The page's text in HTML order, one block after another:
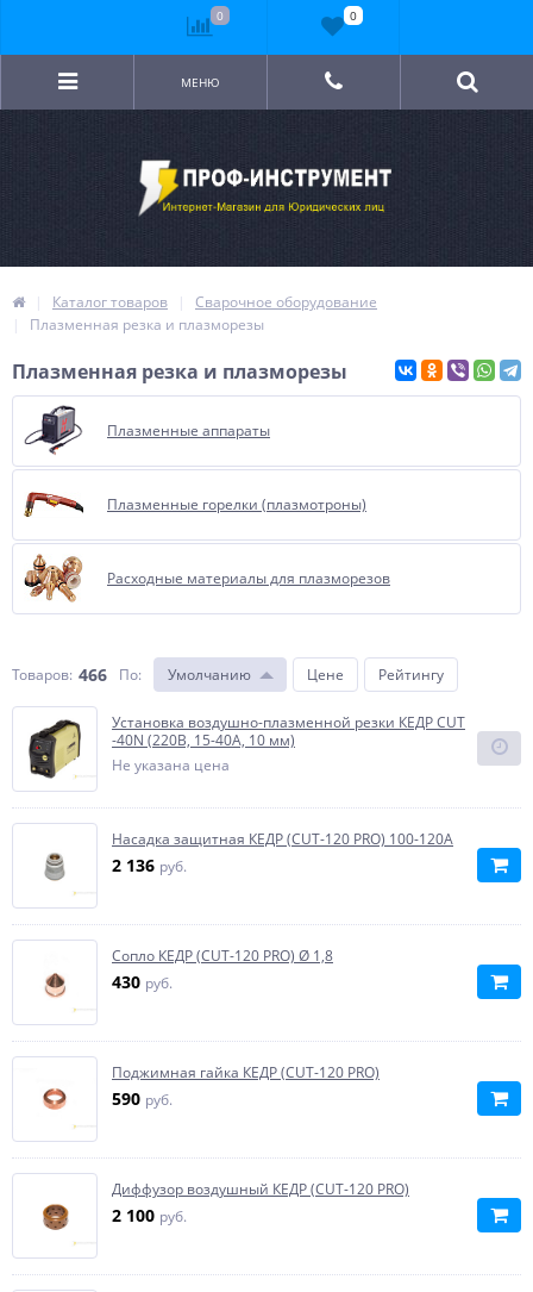
МЕНЮ
Каталог товаров
Сварочное оборудование
Плазменная резка и плазморезы
Плазменная резка и плазморезы
Плазменные аппараты
Плазменные горелки (плазмотроны)
Расходные материалы для плазморезов
Товаров: 466 По: Умолчанию Цене Рейтингу
Установка воздушно-плазменной резки КЕДР CUT
-40N (220В, 15-40А, 10 мм)
Не указана цена
Насадка защитная КЕДР (CUT-120 PRO) 100-120А
2 136 руб.
Сопло КЕДР (CUT-120 PRO) Ø 1,8
430 руб.
Поджимная гайка КЕДР (CUT-120 PRO)
590 руб.
Диффузор воздушный КЕДР (CUT-120 PRO)
2 100 руб.
0 0